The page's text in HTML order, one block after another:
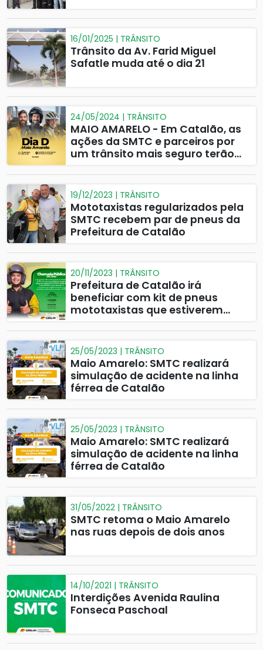
16/01/2025 | TRÂNSITO
Trânsito da Av. Farid Miguel
Safatle muda até o dia 21
24/05/2024 | TRÂNSITO
MAIO AMARELO - Em Catalão, as
ações da SMTC e parceiros por
um trânsito mais seguro terão
19/12/2023 | TRÂNSITO
Mototaxistas regularizados pela
SMTC recebem par de pneus da
Prefeitura de Catalão
20/11/2023 | TRÂNSITO
Prefeitura de Catalão irá
beneficiar com kit de pneus
mototaxistas que estiverem
à SMTC
25/05/2023 | TRÂNSITO
Maio Amarelo: SMTC realizará
simulação de acidente na linha
férrea de Catalão
25/05/2023 | TRÂNSITO
Maio Amarelo: SMTC realizará
simulação de acidente na linha
férrea de Catalão
31/05/2022 | TRÂNSITO
SMTC retoma o Maio Amarelo
nas ruas depois de dois anos
14/10/2021 | TRÂNSITO
Interdições Avenida Raulina
Fonseca Paschoal